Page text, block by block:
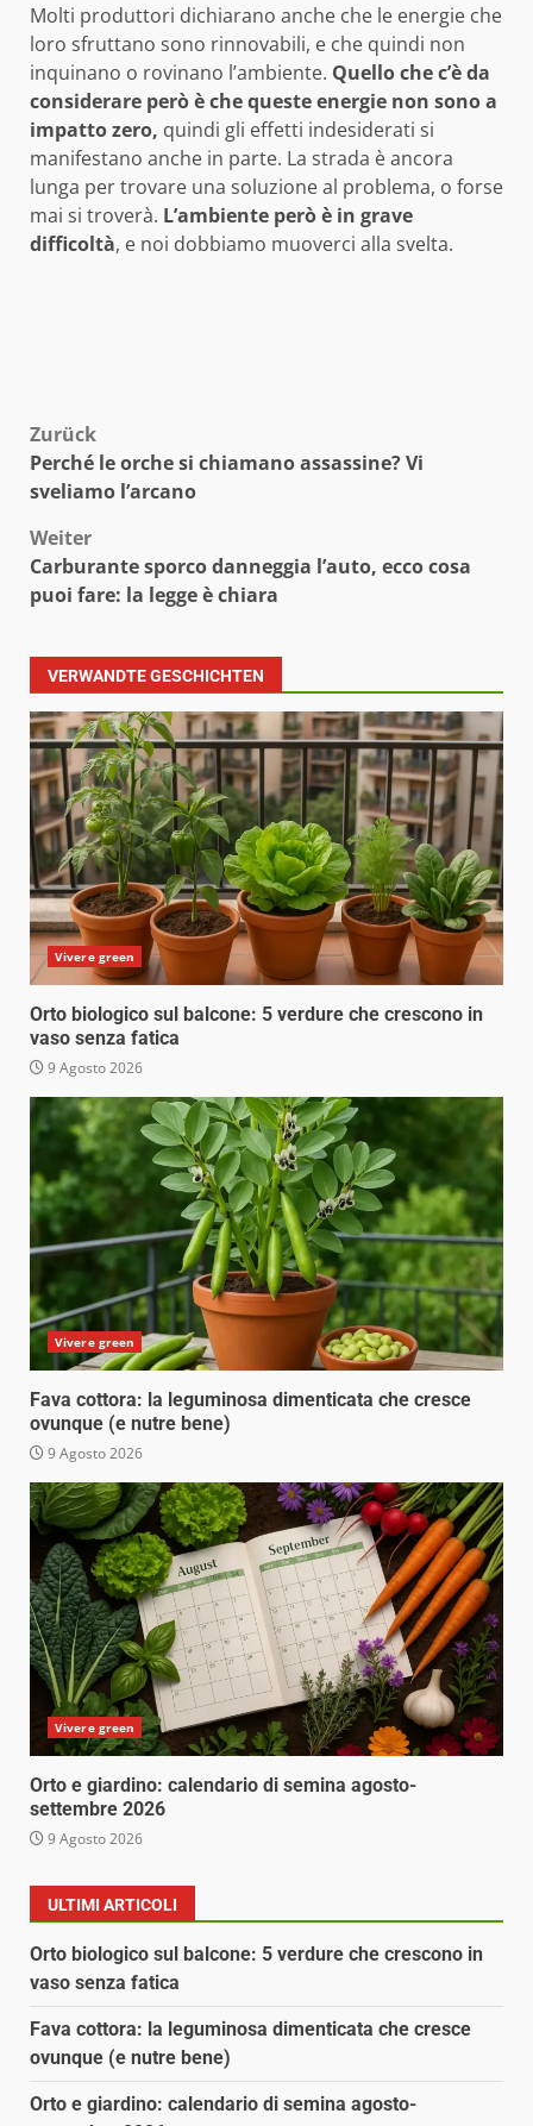
Molti produttori dichiarano anche che le energie che
loro sfruttano sono rinnovabili, e che quindi non
inquinano o rovinano l’ambiente. Quello che c’è da
considerare però è che queste energie non sono a
impatto zero, quindi gli effetti indesiderati si
manifestano anche in parte. La strada è ancora
lunga per trovare una soluzione al problema, o forse
mai si troverà. L’ambiente però è in grave
difficoltà, e noi dobbiamo muoverci alla svelta.
Beitragsnavigation
Zurück
Perché le orche si chiamano assassine? Vi
sveliamo l’arcano
Weiter
Carburante sporco danneggia l’auto, ecco cosa
puoi fare: la legge è chiara
VERWANDTE GESCHICHTEN
Vivere green
Orto biologico sul balcone: 5 verdure che crescono in
vaso senza fatica
9 Agosto 2026
Vivere green
Fava cottora: la leguminosa dimenticata che cresce
ovunque (e nutre bene)
9 Agosto 2026
Vivere green
Orto e giardino: calendario di semina agosto-
settembre 2026
9 Agosto 2026
ULTIMI ARTICOLI
Orto biologico sul balcone: 5 verdure che crescono in
vaso senza fatica
Fava cottora: la leguminosa dimenticata che cresce
ovunque (e nutre bene)
Orto e giardino: calendario di semina agosto-